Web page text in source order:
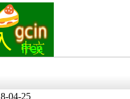
04-25